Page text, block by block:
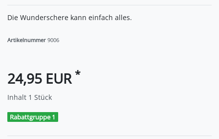
Die Wunderschere kann einfach alles.
Artikelnummer 9006
24,95 EUR *
Inhalt 1 Stück
Rabattgruppe 1